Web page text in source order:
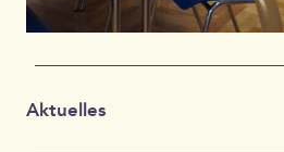
Aktuelles